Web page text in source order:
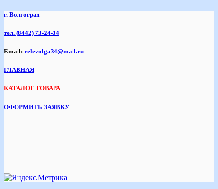
г. Волгоград
тел. (8442) 73-24-34
Email: relevolga34@mail.ru
ГЛАВНАЯ
КАТАЛОГ ТОВАРА
ОФОРМИТЬ ЗАЯВКУ